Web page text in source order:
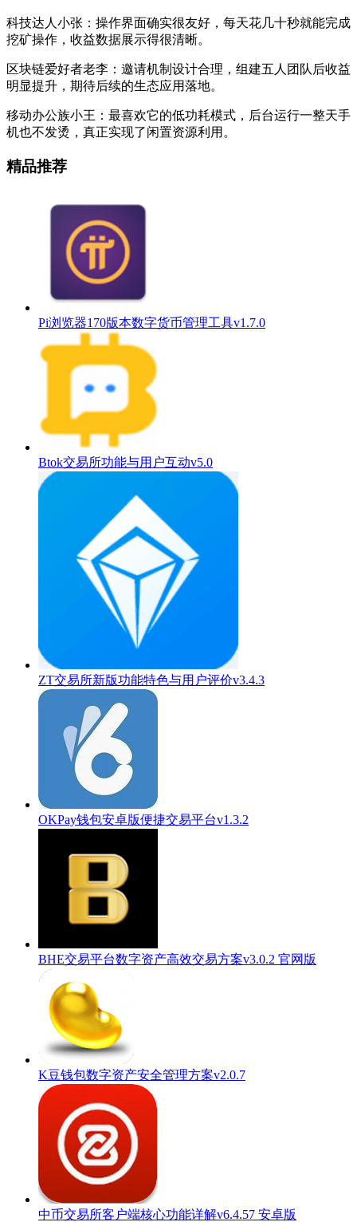
科技达人小张：操作界面确实很友好，每天花几十秒就能完成
挖矿操作，收益数据展示得很清晰。
区块链爱好者老李：邀请机制设计合理，组建五人团队后收益
明显提升，期待后续的生态应用落地。
移动办公族小王：最喜欢它的低功耗模式，后台运行一整天手
机也不发烫，真正实现了闲置资源利用。
精品推荐
Pi浏览器170版本数字货币管理工具v1.7.0
Btok交易所功能与用户互动v5.0
ZT交易所新版功能特色与用户评价v3.4.3
OKPay钱包安卓版便捷交易平台v1.3.2
BHE交易平台数字资产高效交易方案v3.0.2 官网版
K豆钱包数字资产安全管理方案v2.0.7
中币交易所客户端核心功能详解v6.4.57 安卓版